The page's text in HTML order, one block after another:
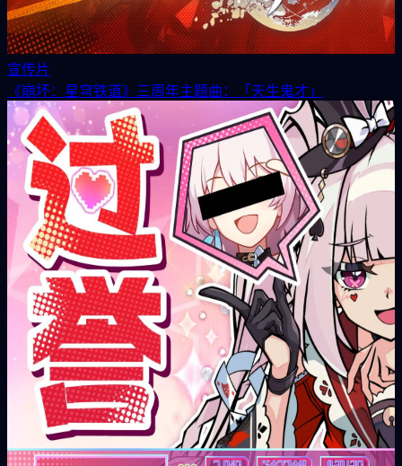
宣传片
《崩坏：星穹铁道》三周年主题曲：「天生鬼才」